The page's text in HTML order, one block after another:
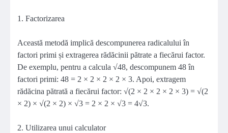
1. Factorizarea
Această metodă implică descompunerea radicalului în
factori primi și extragerea rădăcinii pătrate a fiecărui factor.
De exemplu, pentru a calcula √48, descompunem 48 în
factori primi: 48 = 2 × 2 × 2 × 2 × 3. Apoi, extragem
rădăcina pătrată a fiecărui factor: √(2 × 2 × 2 × 2 × 3) = √(2
× 2) × √(2 × 2) × √3 = 2 × 2 × √3 = 4√3.
2. Utilizarea unui calculator